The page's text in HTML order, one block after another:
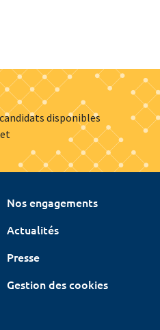
disponibles
Nos engagements
Actualités
Presse
Gestion des cookies